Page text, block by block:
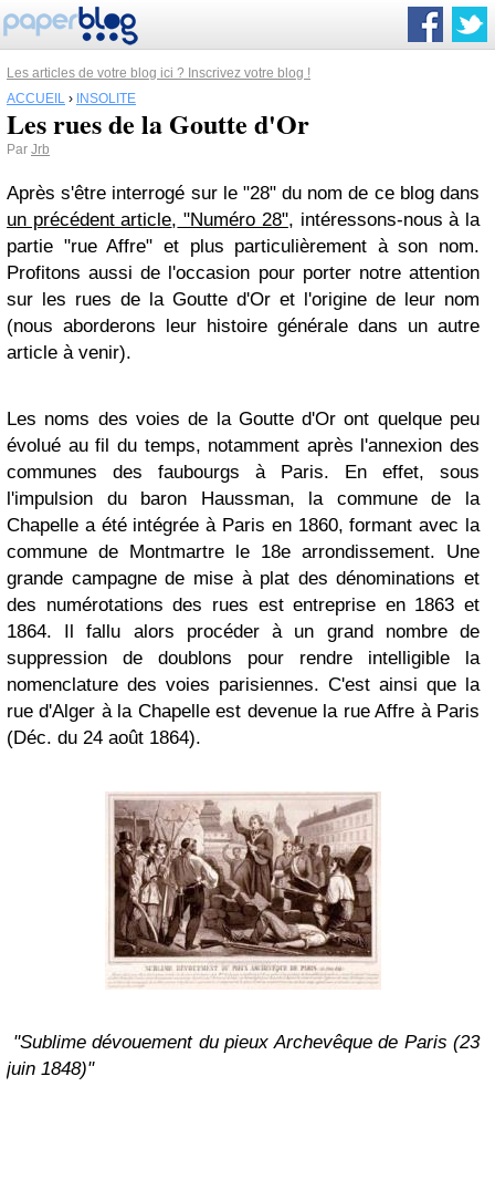
Les articles de votre blog ici ? Inscrivez votre blog !
ACCUEIL › INSOLITE
Les rues de la Goutte d'Or
Par Jrb
Après s'être interrogé sur le "28" du nom de ce blog dans
un précédent article, "Numéro 28", intéressons-nous à la
partie "rue Affre" et plus particulièrement à son nom.
Profitons aussi de l'occasion pour porter notre attention
sur les rues de la Goutte d'Or et l'origine de leur nom
(nous aborderons leur histoire générale dans un autre
article à venir).
Les noms des voies de la Goutte d'Or ont quelque peu
évolué au fil du temps, notamment après l'annexion des
communes des faubourgs à Paris. En effet, sous
l'impulsion du baron Haussman, la commune de la
Chapelle a été intégrée à Paris en 1860, formant avec la
commune de Montmartre le 18e arrondissement. Une
grande campagne de mise à plat des dénominations et
des numérotations des rues est entreprise en 1863 et
1864. Il fallu alors procéder à un grand nombre de
suppression de doublons pour rendre intelligible la
nomenclature des voies parisiennes. C'est ainsi que la
rue d'Alger à la Chapelle est devenue la rue Affre à Paris
(Déc. du 24 août 1864).
"Sublime dévouement du pieux Archevêque de Paris (23
juin 1848)"